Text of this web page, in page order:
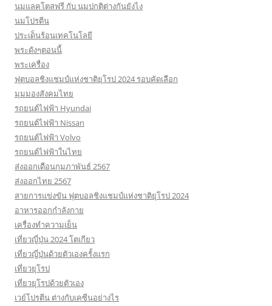
นมแลคโตสฟรี กับ นมปกติต่างกันยังไง
นมโปรตีน
ประเด็นร้อนเทคโนโลยี
พระดังๆตอนนี้
พระเครื่อง
ฟุตบอลชิงแชมป์แห่งชาติยุโรป 2024 รอบคัดเลือก
มุมมองสังคมไทย
รถยนต์ไฟฟ้า Hyundai
รถยนต์ไฟฟ้า Nissan
รถยนต์ไฟฟ้า Volvo
รถยนต์ไฟฟ้าในไทย
ส่งออกเดือนกุมภาพันธ์ 2567
ส่งออกไทย 2567
สายการแข่งขัน ฟุตบอลชิงแชมป์แห่งชาติยุโรป 2024
อาหารออกกําลังกาย
เครื่องทำความเย็น
เที่ยวญี่ปุ่น 2024 โตเกียว
เที่ยวญี่ปุ่นด้วยตัวเองครั้งแรก
เที่ยวยุโรป
เที่ยวยุโรปด้วยตัวเอง
เวย์โปรตีน ต่างกับเคซีนอย่างไร